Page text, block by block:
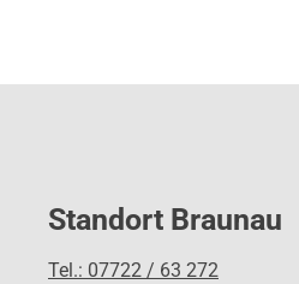
Standort Braunau
Tel.: 07722 / 63 272